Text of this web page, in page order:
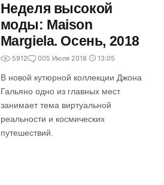
Неделя высокой
моды: Maison
Margiela. Осень, 2018
5912 005 Июля 2018 13:05
В новой кутюрной коллекции Джона
Гальяно одно из главных мест
занимает тема виртуальной
реальности и космических
путешествий.